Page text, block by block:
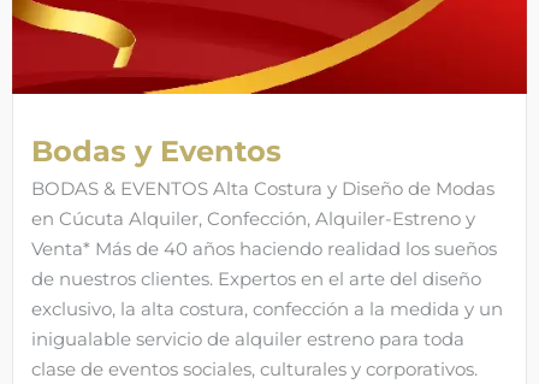
Bodas y Eventos
BODAS & EVENTOS Alta Costura y Diseño de Modas
en Cúcuta Alquiler, Confección, Alquiler-Estreno y
Venta* Más de 40 años haciendo realidad los sueños
de nuestros clientes. Expertos en el arte del diseño
exclusivo, la alta costura, confección a la medida y un
inigualable servicio de alquiler estreno para toda
clase de eventos sociales, culturales y corporativos.